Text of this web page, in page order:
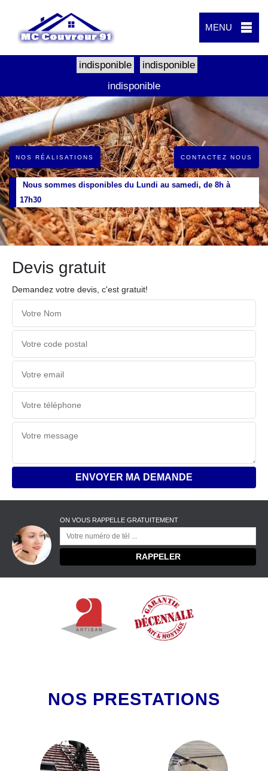
MENU
indisponible
indisponible
indisponible
NOS RÉALISATIONS CONTACTEZ NOUS
Nous sommes disponibles du Lundi au samedi, de 8h à
17h30
Devis gratuit
Demandez votre devis, c'est gratuit!
ON VOUS RAPPELLE GRATUITEMENT
NOS PRESTATIONS